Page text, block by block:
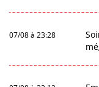
07/08 à 23:28